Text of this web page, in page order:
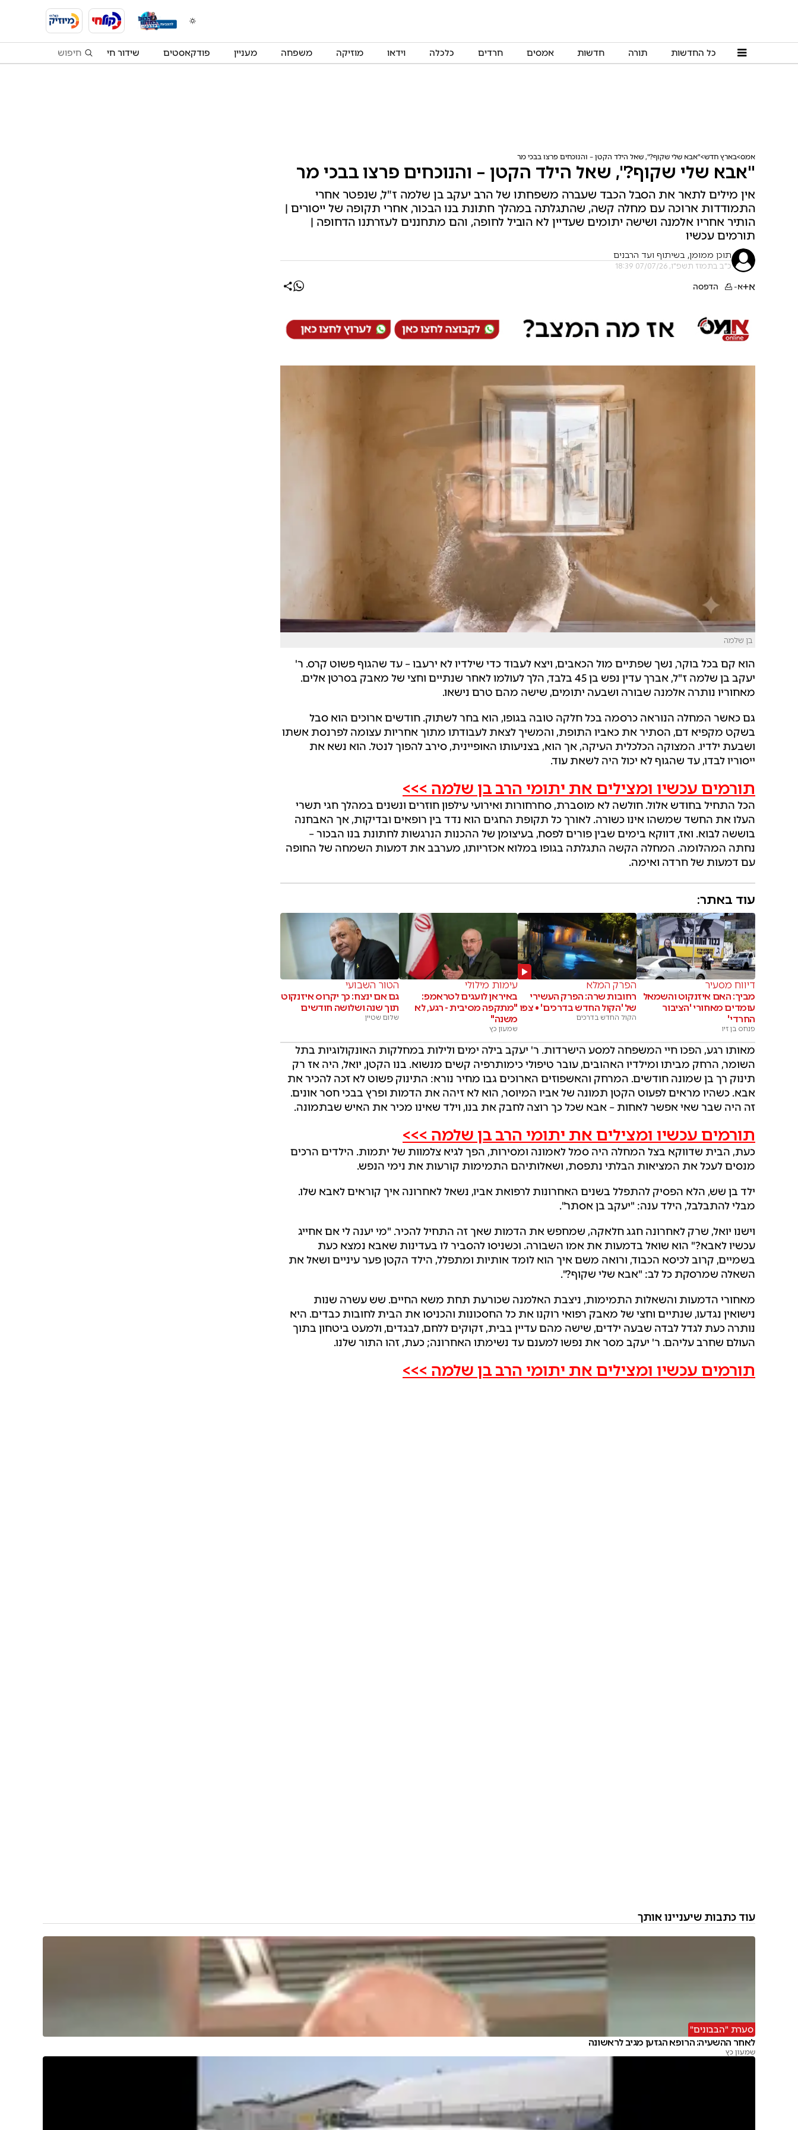
כל החדשות תורה חדשות אמסים חרדים כלכלה וידאו מוזיקה משפחה מעניין פודקאסטים שידור חי
אמס בארץ חדש "אבא שלי שקוף?", שאל הילד הקטן – והנוכחים פרצו בבכי מר
"אבא שלי שקוף?", שאל הילד הקטן – והנוכחים פרצו בבכי מר
אין מילים לתאר את הסבל הכבד שעברה משפחתו של הרב יעקב בן שלמה ז"ל, שנפטר אחרי
התמודדות ארוכה עם מחלה קשה, שהתגלתה במהלך חתונת בנו הבכור, אחרי תקופה של ייסורים |
הותיר אחריו אלמנה ושישה יתומים שעדיין לא הוביל לחופה, והם מתחננים לעזרתנו הדחופה |
תורמים עכשיו
תוכן ממומן, בשיתוף ועד הרבנים
כ"ב בתמוז תשפ"ו, 07/07/26 18:39
א+א- הדפסה
בן שלמה
הוא קם בכל בוקר, נשך שפתיים מול הכאבים, ויצא לעבוד כדי שילדיו לא ירעבו – עד שהגוף פשוט קרס. ר'
יעקב בן שלמה ז"ל, אברך עדין נפש בן 45 בלבד, הלך לעולמו לאחר שנתיים וחצי של מאבק בסרטן אלים.
מאחוריו נותרה אלמנה שבורה ושבעה יתומים, שישה מהם טרם נישאו.
גם כאשר המחלה הנוראה כרסמה בכל חלקה טובה בגופו, הוא בחר לשתוק. חודשים ארוכים הוא סבל
בשקט מקפיא דם, הסתיר את כאביו התופת, והמשיך לצאת לעבודתו מתוך אחריות עצומה לפרנסת אשתו
ושבעת ילדיו. המצוקה הכלכלית העיקה, אך הוא, בצניעותו האופיינית, סירב להפוך לנטל. הוא נשא את
ייסוריו לבדו, עד שהגוף לא יכול היה לשאת עוד.
תורמים עכשיו ומצילים את יתומי הרב בן שלמה >>>
הכל התחיל בחודש אלול. חולשה לא מוסברת, סחרחורות ואירועי עילפון חוזרים ונשנים במהלך חגי תשרי
העלו את החשד שמשהו אינו כשורה. לאורך כל תקופת החגים הוא נדד בין רופאים ובדיקות, אך האבחנה
בוששה לבוא. ואז, דווקא בימים שבין פורים לפסח, בעיצומן של ההכנות הנרגשות לחתונת בנו הבכור –
נחתה המהלומה. המחלה הקשה התגלתה בגופו במלוא אכזריותו, מערבב את דמעות השמחה של החופה
עם דמעות של חרדה ואימה.
עוד באתר:
דיווח מסעיר
מביך: האם איזנקוט והשמאל
עומדים מאחורי 'הציבור
החרדי'
פנחס בן זיו
הפרק המלא
רחובות שרה: הפרק העשירי
של 'הקול החדש בדרכים' • צפו
הקול החדש בדרכים
עימות מילולי
באיראן לועגים לטראמפ:
"מתקפה מסיבית - רגע, לא
משנה"
שמעון כץ
הטור השבועי
גם אם ינצח: כך יקרוס איזנקוט
תוך שנה ושלושה חודשים
שלום שטיין
מאותו רגע, הפכו חיי המשפחה למסע הישרדות. ר' יעקב בילה ימים ולילות במחלקות האונקולוגיות בתל
השומר, הרחק מביתו ומילדיו האהובים, עובר טיפולי כימותרפיה קשים מנשוא. בנו הקטן, יואל, היה אז רק
תינוק רך בן שמונה חודשים. המרחק והאשפוזים הארוכים גבו מחיר נורא: התינוק פשוט לא זכה להכיר את
אבא. כשהיו מראים לפעוט הקטן תמונה של אביו המיוסר, הוא לא זיהה את הדמות ופרץ בבכי חסר אונים.
זה היה שבר שאי אפשר לאחות – אבא שכל כך רוצה לחבק את בנו, וילד שאינו מכיר את האיש שבתמונה.
תורמים עכשיו ומצילים את יתומי הרב בן שלמה >>>
כעת, הבית שדווקא בצל המחלה היה סמל לאמונה ומסירות, הפך לגיא צלמוות של יתמות. הילדים הרכים
מנסים לעכל את המציאות הבלתי נתפסת, ושאלותיהם התמימות קורעות את נימי הנפש.
ילד בן שש, הלא הפסיק להתפלל בשנים האחרונות לרפואת אביו, נשאל לאחרונה איך קוראים לאבא שלו.
מבלי להתבלבל, הילד ענה: "יעקב בן אסתר".
וישנו יואל, שרק לאחרונה חגג חלאקה, שמחפש את הדמות שאך זה התחיל להכיר. "מי יענה לי אם אחייג
עכשיו לאבא?" הוא שואל בדמעות את אמו השבורה. וכשניסו להסביר לו בעדינות שאבא נמצא כעת
בשמיים, קרוב לכיסא הכבוד, ורואה משם איך הוא לומד אותיות ומתפלל, הילד הקטן פער עיניים ושאל את
השאלה שמרסקת כל לב: "אבא שלי שקוף?".
מאחורי הדמעות והשאלות התמימות, ניצבת האלמנה שכורעת תחת משא החיים. שש עשרה שנות
נישואין נגדעו, שנתיים וחצי של מאבק רפואי רוקנו את כל החסכונות והכניסו את הבית לחובות כבדים. היא
נותרה כעת לגדל לבדה שבעה ילדים, שישה מהם עדיין בבית, זקוקים ללחם, לבגדים, ולמעט ביטחון בתוך
העולם שחרב עליהם. ר' יעקב מסר את נפשו למענם עד נשימתו האחרונה; כעת, זהו התור שלנו.
תורמים עכשיו ומצילים את יתומי הרב בן שלמה >>>
עוד כתבות שיעניינו אותך
סערת "הבבונים"
לאחר ההשעיה: הרופא הגזען מגיב לראשונה
שמעון כץ